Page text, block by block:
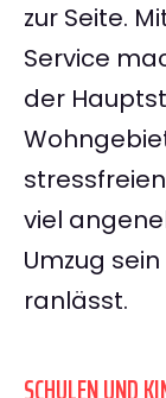
zur Seite.
Service
der
viel
Umzug
ranlässt.